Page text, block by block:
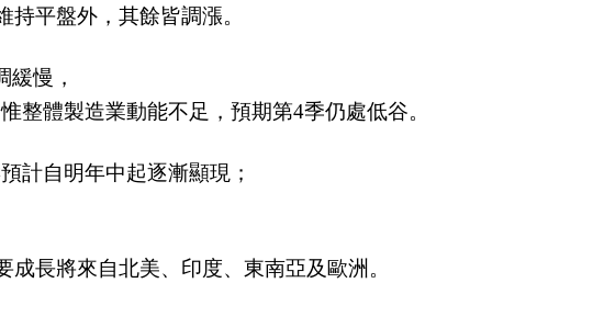
平盤外，其餘皆調漲。
慢，
整體製造業動能不足，預期第4季仍處低谷。
計自明年中起逐漸顯現；
長將來自北美、印度、東南亞及歐洲。